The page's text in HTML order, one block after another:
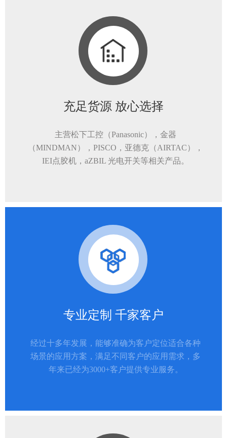
充足货源 放心选择
主营松下工控（Panasonic），金器
（MINDMAN），PISCO，亚德克（AIRTAC），
IEI点胶机，aZBIL 光电开关等相关产品。
专业定制 千家客户
经过十多年发展，能够准确为客户定位适合各种
场景的应用方案，满足不同客户的应用需求，多
年来已经为3000+客户提供专业服务。